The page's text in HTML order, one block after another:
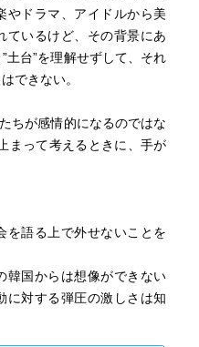
やドラマ、アイドルから美
ているけど、その背景にあ
土台”を理解せずして、それ
できない。
ちが感情的になるのではな
まって考えるときに、手が
を語る上で外せないことを
韓国からは想像ができない
に対する弾圧の激しさは知